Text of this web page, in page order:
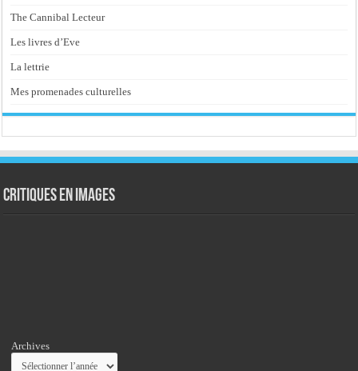
The Cannibal Lecteur
Les livres d’Eve
La lettrie
Mes promenades culturelles
Critiques en images
Archives